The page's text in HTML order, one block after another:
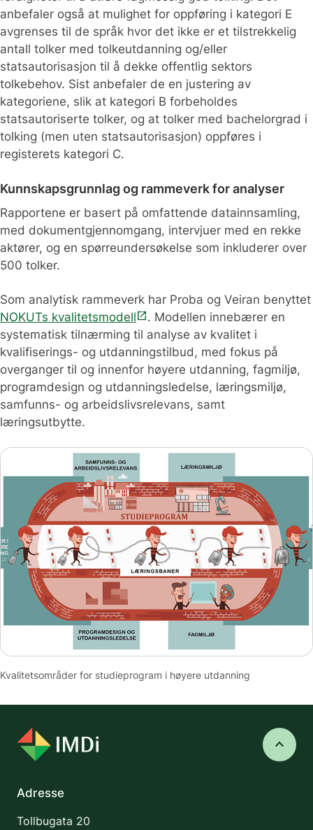
anbefaler også at mulighet for oppføring i kategori E
avgrenses til de språk hvor det ikke er et tilstrekkelig
antall tolker med tolkeutdanning og/eller
statsautorisasjon til å dekke offentlig sektors
tolkebehov. Sist anbefaler de en justering av
kategoriene, slik at kategori B forbeholdes
statsautoriserte tolker, og at tolker med bachelorgrad i
tolking (men uten statsautorisasjon) oppføres i
registerets kategori C.
Kunnskapsgrunnlag og rammeverk for analyser
Rapportene er basert på omfattende datainnsamling,
med dokumentgjennomgang, intervjuer med en rekke
aktører, og en spørreundersøkelse som inkluderer over
500 tolker.
Som analytisk rammeverk har Proba og Veiran benyttet
NOKUTs kvalitetsmodellopen_in_new. Modellen innebærer en
systematisk tilnærming til analyse av kvalitet i
kvalifiserings- og utdanningstilbud, med fokus på
overganger til og innenfor høyere utdanning, fagmiljø,
programdesign og utdanningsledelse, læringsmiljø,
samfunns- og arbeidslivsrelevans, samt
læringsutbytte.
Kvalitetsområder for studieprogram i høyere utdanning
keyboard_arrow_up
Adresse
Tollbugata 20